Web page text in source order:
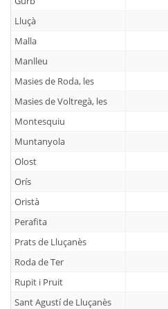
Lluçà
Malla
Manlleu
Masies de Roda, les
Masies de Voltregà, les
Montesquiu
Muntanyola
Olost
Orís
Oristà
Perafita
Prats de Lluçanès
Roda de Ter
Rupit i Pruit
Sant Agustí de Lluçanès